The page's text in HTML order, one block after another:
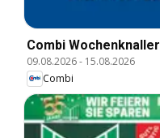
Combi Wochenknaller
09.08.2026- 15.08.2026
Combi